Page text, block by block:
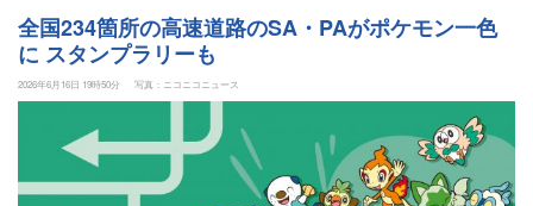
全国234箇所の高速道路のSA・PAがポケモン一色
に スタンプラリーも
2026年6月16日 19時50分 写真：ニコニコニュース